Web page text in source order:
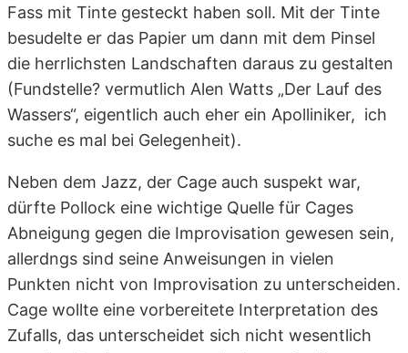
Fass mit Tinte gesteckt haben soll. Mit der Tinte
besudelte er das Papier um dann mit dem Pinsel
die herrlichsten Landschaften daraus zu gestalten
(Fundstelle? vermutlich Alen Watts „Der Lauf des
Wassers“, eigentlich auch eher ein Apolliniker, ich
suche es mal bei Gelegenheit).
Neben dem Jazz, der Cage auch suspekt war,
dürfte Pollock eine wichtige Quelle für Cages
Abneigung gegen die Improvisation gewesen sein,
allerdngs sind seine Anweisungen in vielen
Punkten nicht von Improvisation zu unterscheiden.
Cage wollte eine vorbereitete Interpretation des
Zufalls, das unterscheidet sich nicht wesentlich